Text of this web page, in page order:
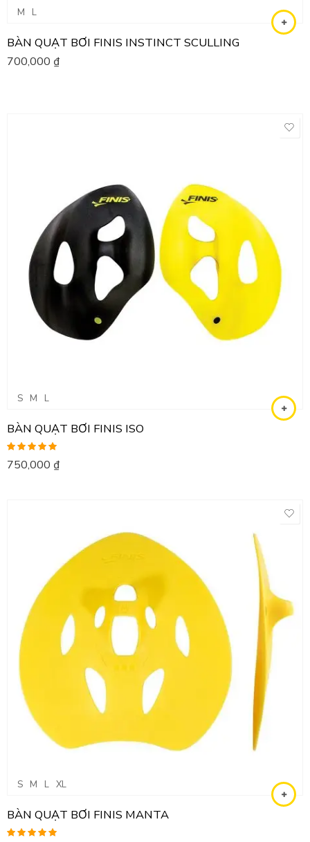
M L
BÀN QUẠT BƠI FINIS INSTINCT SCULLING
700,000 ₫
S M L
BÀN QUẠT BƠI FINIS ISO
Được xếp
hạng5.00 5
750,000 ₫
S M L XL
BÀN QUẠT BƠI FINIS MANTA